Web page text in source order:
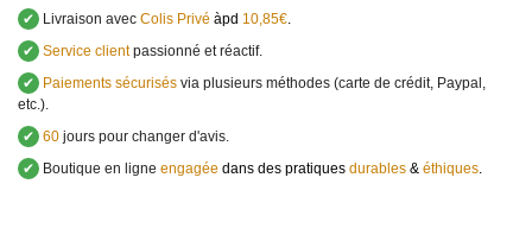
✔
Livraison avec Colis Privé àpd 10,85€.
✔ Service clientpassionné et réactif.
✔
Paiements sécurisés via plusieurs méthodes (carte de crédit, Paypal,
etc.).
✔ 60 jours pour changer d'avis.
✔
Boutique en ligne engagée dans des pratiques durables & éthiques.